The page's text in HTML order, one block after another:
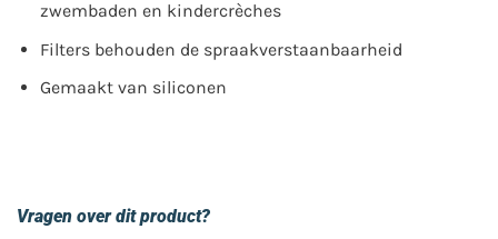
zwembaden en kindercrèches
Filters behouden de spraakverstaanbaarheid
Gemaakt van siliconen
Vragen over dit product?